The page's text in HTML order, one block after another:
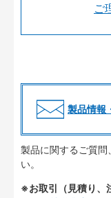
ご
製品情報
製品に関するご質問
い。
※お取引（見積り、